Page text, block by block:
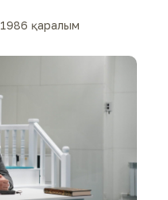
1986 қаралым